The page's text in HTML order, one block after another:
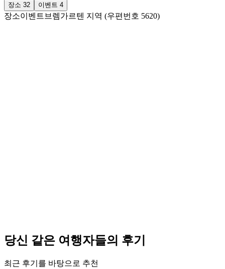
장소 32 이벤트 4
장소이벤트 브렘가르텐 지역 (우편번호 5620)
당신 같은 여행자들의 후기
최근 후기를 바탕으로 추천